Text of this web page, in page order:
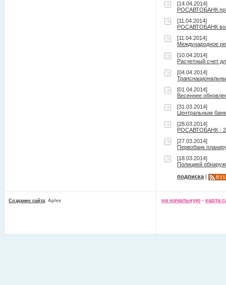
[14.04.2014]
РОСАВТОБАНК
[11.04.2014]
РОСАВТОБАНК
[11.04.2014]
Международное
[10.04.2014]
Расчетный счет
[04.04.2014]
[01.04.2014]
Весеннее
[31.03.2014]
Центральным
[28.03.2014]
РОСАВТОБАНК -
[27.03.2014]
Первобанк
[18.03.2014]
Полицией
подписка | RSS
Создание сайта: Aplex на начальную - карта